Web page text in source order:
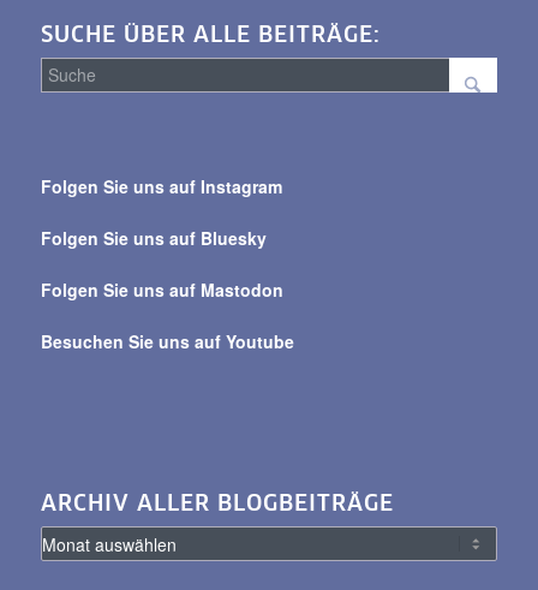
SUCHE ÜBER ALLE BEITRÄGE:
alle
Folgen Sie uns auf Instagram
Folgen Sie uns auf Bluesky
Folgen Sie uns auf Mastodon
Besuchen Sie uns auf Youtube
ARCHIV ALLER BLOGBEITRÄGE